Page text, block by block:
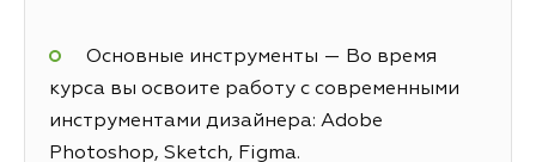
Основные инструменты — Во время
курса вы освоите работу с современными
инструментами дизайнера: Adobe
Photoshop, Sketch, Figma.